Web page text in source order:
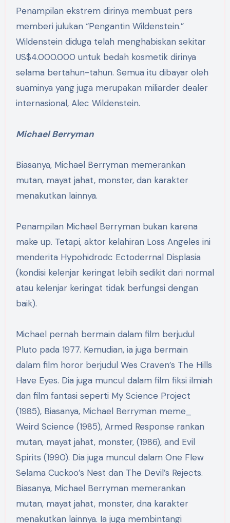
Penampilan ekstrem dirinya membuat pers
memberi julukan “Pengantin Wildenstein.”
Wildenstein diduga telah menghabiskan sekitar
US$4.000.000 untuk bedah kosmetik dirinya
selama bertahun-tahun. Semua itu dibayar oleh
suaminya yang juga merupakan miliarder dealer
internasional, Alec Wildenstein.
Michael Berryman
Biasanya, Michael Berryman memerankan
mutan, mayat jahat, monster, dan karakter
menakutkan lainnya.
Penampilan Michael Berryman bukan karena
make up. Tetapi, aktor kelahiran Loss Angeles ini
menderita Hypohidrodc Ectoderrnal Displasia
(kondisi kelenjar keringat lebih sedikit dari normal
atau kelenjar keringat tidak berfungsi dengan
baik).
Michael pernah bermain dalam film berjudul
Pluto pada 1977. Kemudian, ia juga bermain
dalam film horor berjudul Wes Craven’s The Hills
Have Eyes. Dia juga muncul dalam film fiksi ilmiah
dan film fantasi seperti My Science Project
(1985), Biasanya, Michael Berryman meme_
Weird Science (1985), Armed Response rankan
mutan, mayat jahat, monster, (1986), and Evil
Spirits (1990). Dia juga muncul dalam One Flew
Selama Cuckoo’s Nest dan The Devil’s Rejects.
Biasanya, Michael Berryman memerankan
mutan, mayat jahat, monster, dna karakter
menakutkan lainnya. Ia juga membintangi